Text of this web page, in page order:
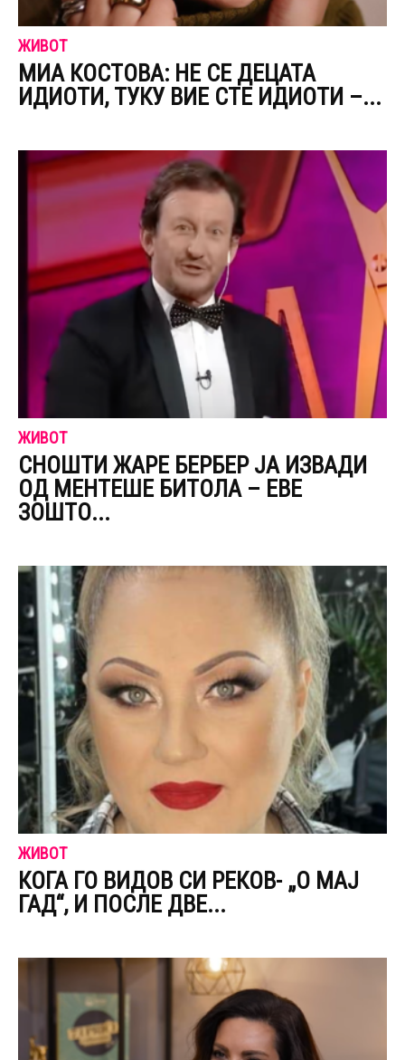
ЖИВОТ
МИА КОСТОВА: НЕ СЕ ДЕЦАТА
ИДИОТИ, ТУКУ ВИЕ СТЕ ИДИОТИ –...
ЖИВОТ
СНОШТИ ЖАРЕ БЕРБЕР ЈА ИЗВАДИ
ОД МЕНТЕШЕ БИТОЛА – ЕВЕ
ЗОШТО...
ЖИВОТ
КОГА ГО ВИДОВ СИ РЕКОВ- „О МАЈ
ГАД“, И ПОСЛЕ ДВЕ...